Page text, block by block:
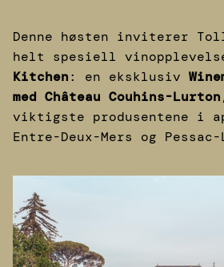
Denne høsten inviterer
helt spesiell
Kitchen: en eksklusiv
med Château Couhins-Lurton
viktigste produsentene i
Entre-Deux-Mers og Pessac-